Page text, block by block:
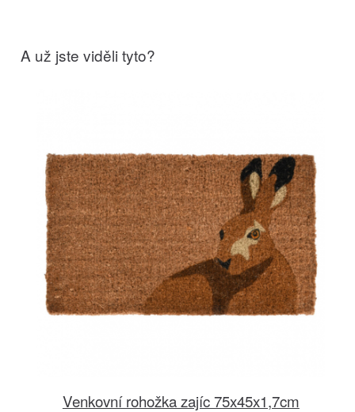
A už jste viděli tyto?
Venkovní rohožka zajíc 75x45x1,7cm